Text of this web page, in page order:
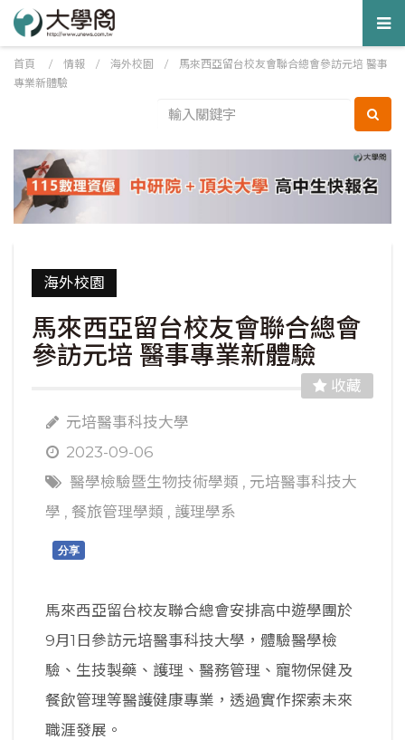
首頁 / 情報 / 海外校園 / 馬來西亞留台校友會聯合總會參訪元培 醫事
專業新體驗
海外校園
馬來西亞留台校友會聯合總會
參訪元培 醫事專業新體驗
收藏
元培醫事科技大學
2023-09-06
醫學檢驗暨生物技術學類 , 元培醫事科技大
學 , 餐旅管理學類 , 護理學系
分享
馬來西亞留台校友聯合總會安排高中遊學團於
9月1日參訪元培醫事科技大學，體驗醫學檢
驗、生技製藥、護理、醫務管理、寵物保健及
餐飲管理等醫護健康專業，透過實作探索未來
職涯發展。